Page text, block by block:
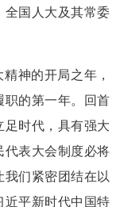
全国人大及其常委
神的开局之年，
职的第一年。回首
时代，具有强大
代表大会制度必将
们紧密团结在以
近平新时代中国特